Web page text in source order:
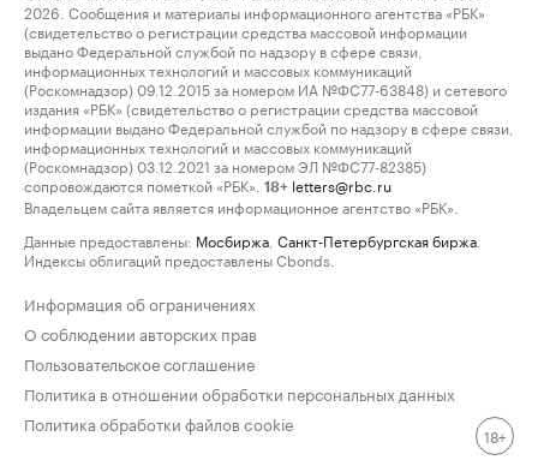
2026. Сообщения и материалы информационного агентства «РБК»
(свидетельство о регистрации средства массовой информации
выдано Федеральной службой по надзору в сфере связи,
информационных технологий и массовых коммуникаций
(Роскомнадзор) 09.12.2015 за номером ИА №ФС77-63848) и сетевого
издания «РБК» (свидетельство о регистрации средства массовой
информации выдано Федеральной службой по надзору в сфере связи,
информационных технологий и массовых коммуникаций
(Роскомнадзор) 03.12.2021 за номером ЭЛ №ФС77-82385)
сопровождаются пометкой «РБК».
18+ letters@rbc.ru
Владельцем сайта является информационное агентство «РБК».
Данные предоставлены: Мосбиржа Санкт-Петербургская биржа
Индексы облигаций предоставлены Cbonds.
Информация об ограничениях
О соблюдении авторских прав
Пользовательское соглашение
Политика в отношении обработки персональных данных
Политика обработки файлов cookie
18+